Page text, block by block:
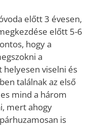
előtt 3 évesen,
előtt 5-6
hogy a
a
helyesen viselni és
találnak az első
mind a három
mert ahogy
is